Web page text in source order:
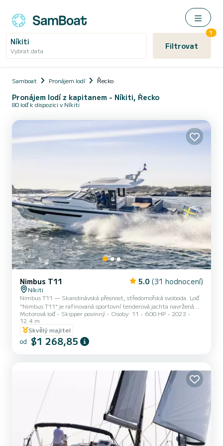
Níkiti
Vybrat data Filtrovat
1
Samboat Pronájem lodí Řecko
Pronájem lodí z kapitanem - Níkiti, Řecko
80 loď k dispozici v Níkiti
Nimbus T11 5.0 (31 hodnocení)
Níkiti
Nimbus T11 — Skandinávská přesnost, středomořská svoboda. Loď
"Nimbus T11" je rafinovaná sportovní tenderová jachta navržená
pro hosty, kteří ocení prostor, výkon a bezproblémovou eleganci. S
čistými skandinávskými liniemi a inteligentním uspořádáním pro
pohyb kolem lodi nabízí T11 bezproblémové spojení síly a pohodlí -
ideální pro prémiový denní výlet. Štědré sluneční lehátka,
společenské posezení a hluboký, stabilní trup vytvářejí pocit
Motorová loď Skipper povinný Osoby: 11 600 HP
2023
12.4 m
Skvělý majitel
od $1 268,85